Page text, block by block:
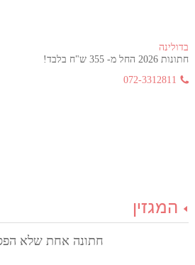
בדולינה
חתונות 2026 החל מ- 355 ש"ח בלבד!
072-3312811
המגזין
חתונה אחת שלא